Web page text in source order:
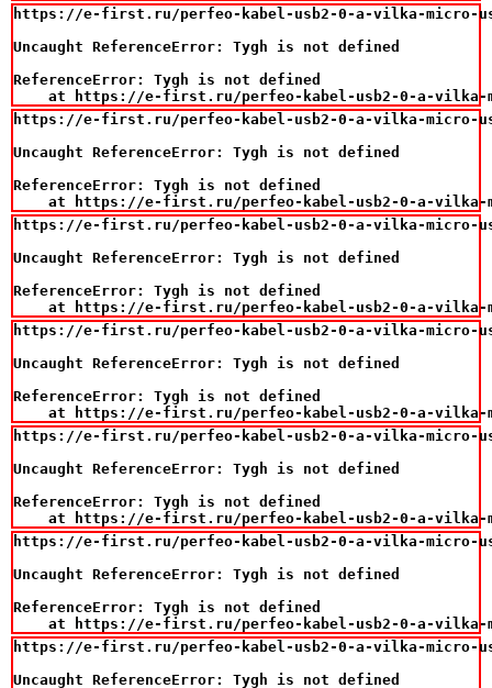
https://e-first.ru/perfeo-kabel-usb2-0-a-vilka-micro-
Uncaught ReferenceError: Tygh is not defined
ReferenceError: Tygh is not defined
at https://e-first.ru/perfeo-kabel-usb2-0-a-
https://e-first.ru/perfeo-kabel-usb2-0-a-vilka-micro-
Uncaught ReferenceError: Tygh is not defined
ReferenceError: Tygh is not defined
at https://e-first.ru/perfeo-kabel-usb2-0-a-
https://e-first.ru/perfeo-kabel-usb2-0-a-vilka-micro-
Uncaught ReferenceError: Tygh is not defined
ReferenceError: Tygh is not defined
at https://e-first.ru/perfeo-kabel-usb2-0-a-
https://e-first.ru/perfeo-kabel-usb2-0-a-vilka-micro-
Uncaught ReferenceError: Tygh is not defined
ReferenceError: Tygh is not defined
at https://e-first.ru/perfeo-kabel-usb2-0-a-
https://e-first.ru/perfeo-kabel-usb2-0-a-vilka-micro-
Uncaught ReferenceError: Tygh is not defined
ReferenceError: Tygh is not defined
at https://e-first.ru/perfeo-kabel-usb2-0-a-
https://e-first.ru/perfeo-kabel-usb2-0-a-vilka-micro-
Uncaught ReferenceError: Tygh is not defined
ReferenceError: Tygh is not defined
at https://e-first.ru/perfeo-kabel-usb2-0-a-
https://e-first.ru/perfeo-kabel-usb2-0-a-vilka-micro-
Uncaught ReferenceError: Tygh is not defined